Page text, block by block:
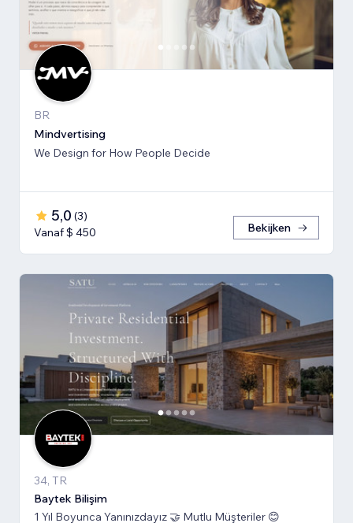
BR
Mindvertising
We Design for How People Decide
5,0 (3)
Vanaf $ 450
Bekijken
34, TR
Baytek Bilişim
1 Yıl Boyunca Yanınızdayız 🤝 Mutlu Müşteriler 😊